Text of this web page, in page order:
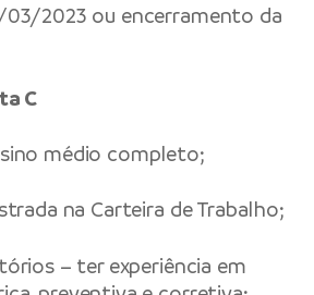
2023 ou encerramento da
C
médio completo;
na Carteira de Trabalho;
– ter experiência em